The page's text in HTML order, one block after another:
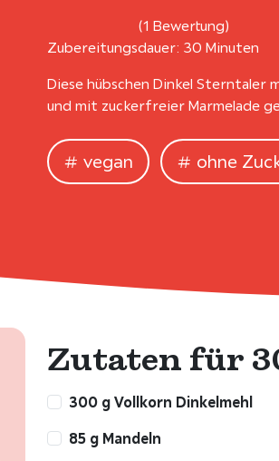
(1 Bewertung)
Zubereitungsdauer: 30 Minuten
Diese hübschen Dinkel Sterntaler
und mit zuckerfreier Marmelade
vegan ohne
Zutaten für
300 g Vollkorn Dinkelmehl
85 g Mandeln